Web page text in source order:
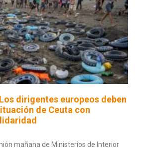
dirigentes europeos deben
de Ceuta con
mañana de Ministerios de Interior